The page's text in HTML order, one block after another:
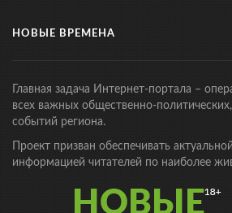
НОВЫЕ ВРЕМЕНА
Главная задача Интернет-портала –
всех важных общественно-
событий региона.
Проект призван обеспечивать
информацией читателей по наиболее